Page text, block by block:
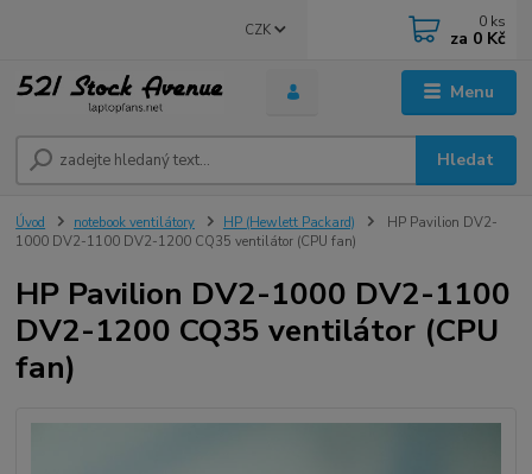
Menu
CZK
Hledat
0 ks
za 0 Kč
Úvod notebook ventilátory HP (Hewlett Packard)
HP Pavilion DV2-
1000 DV2-1100 DV2-1200 CQ35 ventilátor (CPU fan)
HP Pavilion DV2-1000 DV2-1100
DV2-1200 CQ35 ventilátor (CPU
fan)